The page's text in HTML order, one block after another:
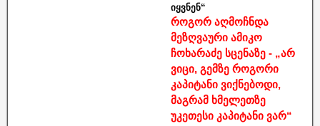
იყვნენ“
როგორ აღმოჩნდა
მეზღვაური ამიკო
ჩოხარაძე სცენაზე - „არ
ვიცი, გემზე როგორი
კაპიტანი ვიქნებოდი,
მაგრამ ხმელეთზე
უკეთესი კაპიტანი ვარ“